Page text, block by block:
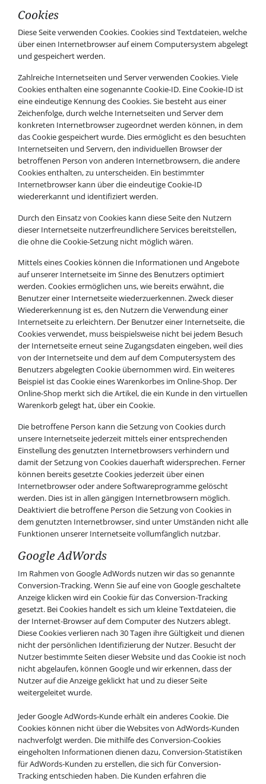
Cookies
Diese Seite verwenden Cookies. Cookies sind Textdateien, welche
über einen Internetbrowser auf einem Computersystem abgelegt
und gespeichert werden.
Zahlreiche Internetseiten und Server verwenden Cookies. Viele
Cookies enthalten eine sogenannte Cookie-ID. Eine Cookie-ID ist
eine eindeutige Kennung des Cookies. Sie besteht aus einer
Zeichenfolge, durch welche Internetseiten und Server dem
konkreten Internetbrowser zugeordnet werden können, in dem
das Cookie gespeichert wurde. Dies ermöglicht es den besuchten
Internetseiten und Servern, den individuellen Browser der
betroffenen Person von anderen Internetbrowsern, die andere
Cookies enthalten, zu unterscheiden. Ein bestimmter
Internetbrowser kann über die eindeutige Cookie-ID
wiedererkannt und identifiziert werden.
Durch den Einsatz von Cookies kann diese Seite den Nutzern
dieser Internetseite nutzerfreundlichere Services bereitstellen,
die ohne die Cookie-Setzung nicht möglich wären.
Mittels eines Cookies können die Informationen und Angebote
auf unserer Internetseite im Sinne des Benutzers optimiert
werden. Cookies ermöglichen uns, wie bereits erwähnt, die
Benutzer einer Internetseite wiederzuerkennen. Zweck dieser
Wiedererkennung ist es, den Nutzern die Verwendung einer
Internetseite zu erleichtern. Der Benutzer einer Internetseite, die
Cookies verwendet, muss beispielsweise nicht bei jedem Besuch
der Internetseite erneut seine Zugangsdaten eingeben, weil dies
von der Internetseite und dem auf dem Computersystem des
Benutzers abgelegten Cookie übernommen wird. Ein weiteres
Beispiel ist das Cookie eines Warenkorbes im Online-Shop. Der
Online-Shop merkt sich die Artikel, die ein Kunde in den virtuellen
Warenkorb gelegt hat, über ein Cookie.
Die betroffene Person kann die Setzung von Cookies durch
unsere Internetseite jederzeit mittels einer entsprechenden
Einstellung des genutzten Internetbrowsers verhindern und
damit der Setzung von Cookies dauerhaft widersprechen. Ferner
können bereits gesetzte Cookies jederzeit über einen
Internetbrowser oder andere Softwareprogramme gelöscht
werden. Dies ist in allen gängigen Internetbrowsern möglich.
Deaktiviert die betroffene Person die Setzung von Cookies in
dem genutzten Internetbrowser, sind unter Umständen nicht alle
Funktionen unserer Internetseite vollumfänglich nutzbar.
Google AdWords
Im Rahmen von Google AdWords nutzen wir das so genannte
Conversion-Tracking. Wenn Sie auf eine von Google geschaltete
Anzeige klicken wird ein Cookie für das Conversion-Tracking
gesetzt. Bei Cookies handelt es sich um kleine Textdateien, die
der Internet-Browser auf dem Computer des Nutzers ablegt.
Diese Cookies verlieren nach 30 Tagen ihre Gültigkeit und dienen
nicht der persönlichen Identifizierung der Nutzer. Besucht der
Nutzer bestimmte Seiten dieser Website und das Cookie ist noch
nicht abgelaufen, können Google und wir erkennen, dass der
Nutzer auf die Anzeige geklickt hat und zu dieser Seite
weitergeleitet wurde.
Jeder Google AdWords-Kunde erhält ein anderes Cookie. Die
Cookies können nicht über die Websites von AdWords-Kunden
nachverfolgt werden. Die mithilfe des Conversion-Cookies
eingeholten Informationen dienen dazu, Conversion-Statistiken
für AdWords-Kunden zu erstellen, die sich für Conversion-
Tracking entschieden haben. Die Kunden erfahren die